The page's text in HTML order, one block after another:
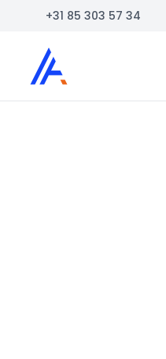
+31 85 303 57 34
Auto Atlas